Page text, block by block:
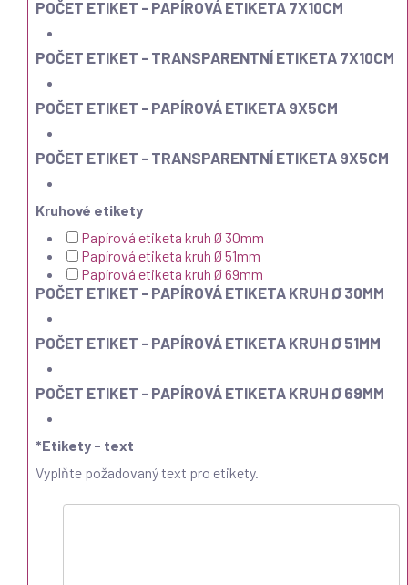
POČET ETIKET - PAPÍROVÁ ETIKETA 7X10CM
POČET ETIKET - TRANSPARENTNÍ ETIKETA 7X10CM
POČET ETIKET - PAPÍROVÁ ETIKETA 9X5CM
POČET ETIKET - TRANSPARENTNÍ ETIKETA 9X5CM
Kruhové etikety
Papírová etiketa kruh Ø 30mm
Papírová etiketa kruh Ø 51mm
Papírová etiketa kruh Ø 69mm
POČET ETIKET - PAPÍROVÁ ETIKETA KRUH Ø 30MM
POČET ETIKET - PAPÍROVÁ ETIKETA KRUH Ø 51MM
POČET ETIKET - PAPÍROVÁ ETIKETA KRUH Ø 69MM
*Etikety - text
Vyplňte požadovaný text pro etikety.